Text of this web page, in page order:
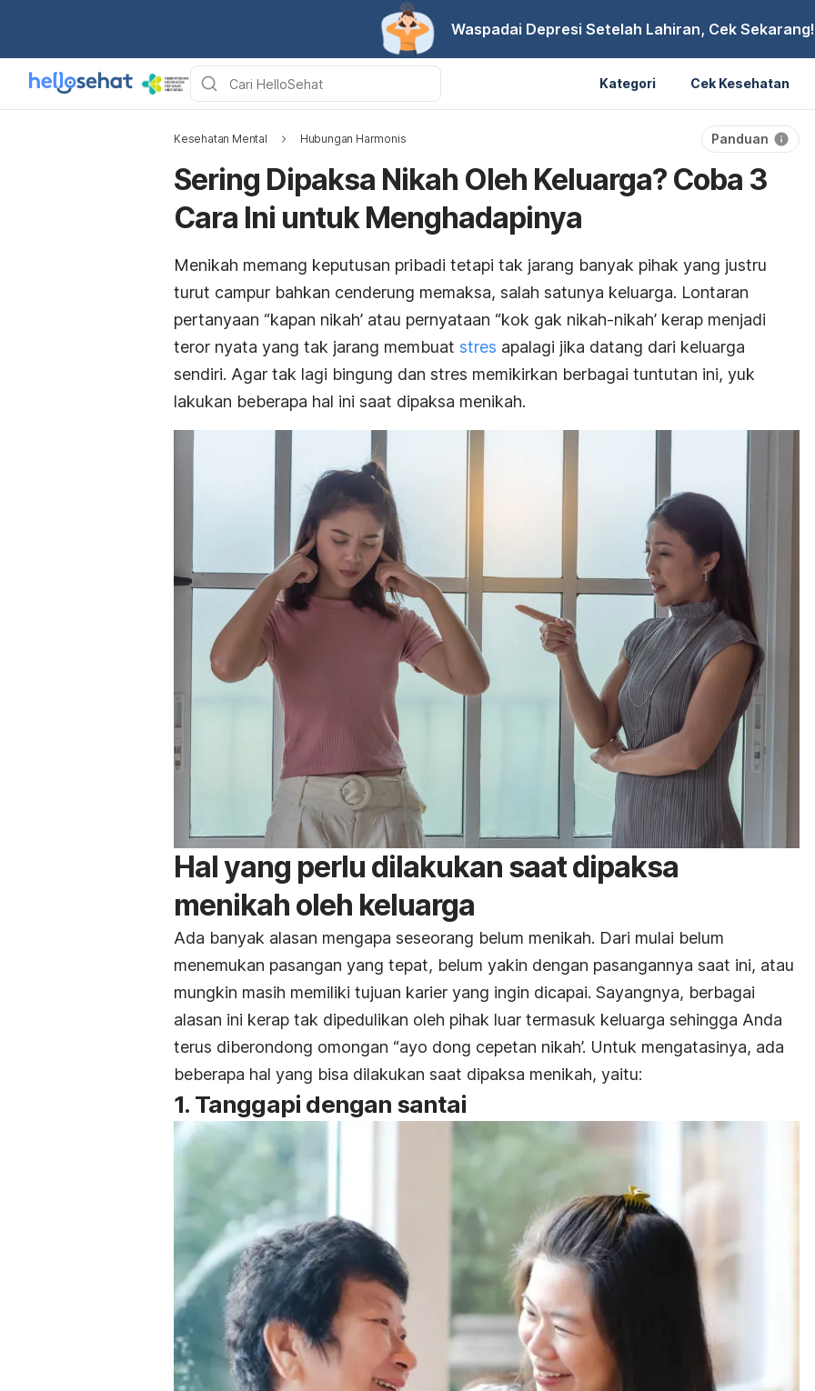
Waspadai Depresi Setelah Lahiran, Cek Sekarang!
Kategori Cek Kesehatan
Kesehatan Mental Hubungan Harmonis Panduan
Sering Dipaksa Nikah Oleh Keluarga? Coba 3
Cara Ini untuk Menghadapinya
Menikah memang keputusan pribadi tetapi tak jarang banyak pihak yang justru
turut campur bahkan cenderung memaksa, salah satunya keluarga. Lontaran
pertanyaan “kapan nikah’ atau pernyataan “kok gak nikah-nikah’ kerap menjadi
teror nyata yang tak jarang membuat stres apalagi jika datang dari keluarga
sendiri. Agar tak lagi bingung dan stres memikirkan berbagai tuntutan ini, yuk
lakukan beberapa hal ini saat dipaksa menikah.
Hal yang perlu dilakukan saat dipaksa
menikah oleh keluarga
Ada banyak alasan mengapa seseorang belum menikah. Dari mulai belum
menemukan pasangan yang tepat, belum yakin dengan pasangannya saat ini, atau
mungkin masih memiliki tujuan karier yang ingin dicapai. Sayangnya, berbagai
alasan ini kerap tak dipedulikan oleh pihak luar termasuk keluarga sehingga Anda
terus diberondong omongan “ayo dong cepetan nikah’. Untuk mengatasinya, ada
beberapa hal yang bisa dilakukan saat dipaksa menikah, yaitu:
1. Tanggapi dengan santai